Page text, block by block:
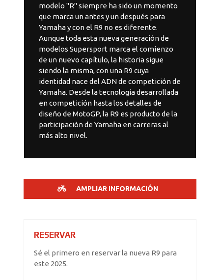
modelo "R" siempre ha sido un momento
que marca un antes y un después para
Yamaha y con el R9 no es diferente.
Aunque toda esta nueva generación de
modelos Supersport marca el comienzo
de un nuevo capítulo, la historia sigue
siendo la misma, con una R9 cuya
identidad nace del ADN de competición de
Yamaha. Desde la tecnología desarrollada
en competición hasta los detalles de
diseño de MotoGP, la R9 es producto de la
participación de Yamaha en carreras al
más alto nivel.
AMPLIAR INFORMACIÓN
RESERVAR
Sé el primero en reservar la nueva R9 para
este 2025.